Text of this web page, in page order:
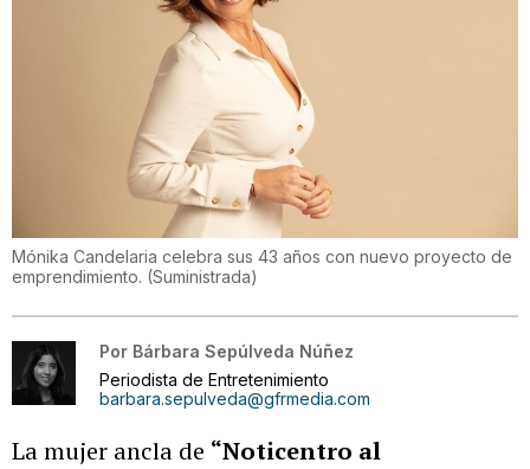
Mónika Candelaria celebra sus 43 años con nuevo proyecto de
emprendimiento. (Suministrada)
Por Bárbara Sepúlveda Núñez
Periodista de Entretenimiento
barbara.sepulveda@gfrmedia.com
La mujer ancla de “Noticentro al